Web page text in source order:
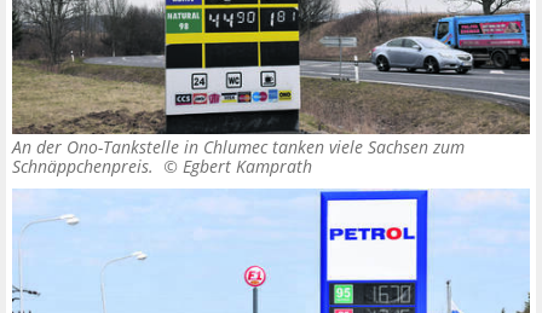
An der Ono-Tankstelle in Chlumec tanken viele Sachsen zum
Schnäppchenpreis. © Egbert Kamprath